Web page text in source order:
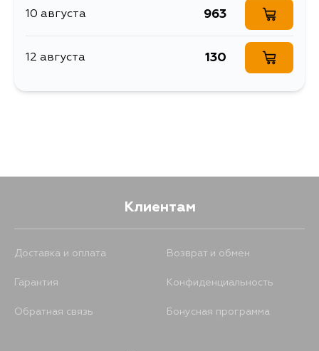
10 августа 963
12 августа 130
Клиентам
Доставка и оплата Возврат и обмен
Гарантия Конфиденциальность
Обратная связь Бонусная программа